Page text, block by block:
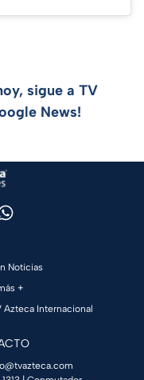
sigue a TV
News!
Noticias
+
Azteca Internacional